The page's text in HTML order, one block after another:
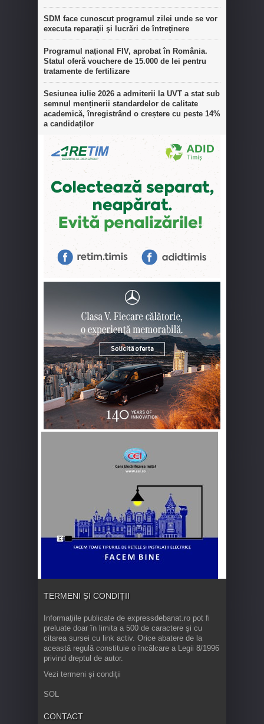
SDM face cunoscut programul zilei unde se vor
executa reparaţii şi lucrări de întreţinere
Programul național FIV, aprobat în România.
Statul oferă vouchere de 15.000 de lei pentru
tratamente de fertilizare
Sesiunea iulie 2026 a admiterii la UVT a stat sub
semnul menținerii standardelor de calitate
academică, înregistrând o creștere cu peste 14%
a candidaților
TERMENI ȘI CONDIȚII
Informaţiile publicate de expressdebanat.ro pot fi
preluate doar în limita a 500 de caractere şi cu
citarea sursei cu link activ. Orice abatere de la
această regulă constituie o încălcare a Legii 8/1996
privind dreptul de autor.
Vezi termeni și condiții
SOL
CONTACT